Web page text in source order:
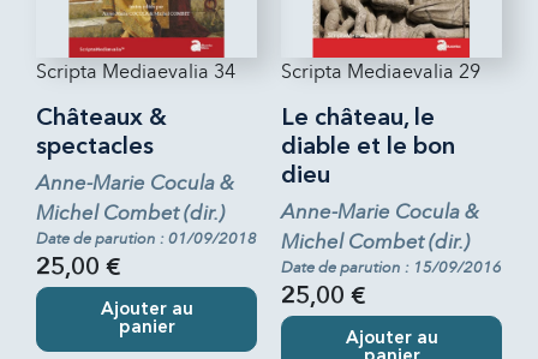
Scripta Mediaevalia 34
Châteaux &
spectacles
Anne-Marie Cocula &
Michel Combet (dir.)
Date de parution : 01/09/2018
25,00 €
Ajouter au
panier
Scripta Mediaevalia 29
Le château, le
diable et le bon
dieu
Anne-Marie Cocula &
Michel Combet (dir.)
Date de parution : 15/09/2016
25,00 €
Ajouter au